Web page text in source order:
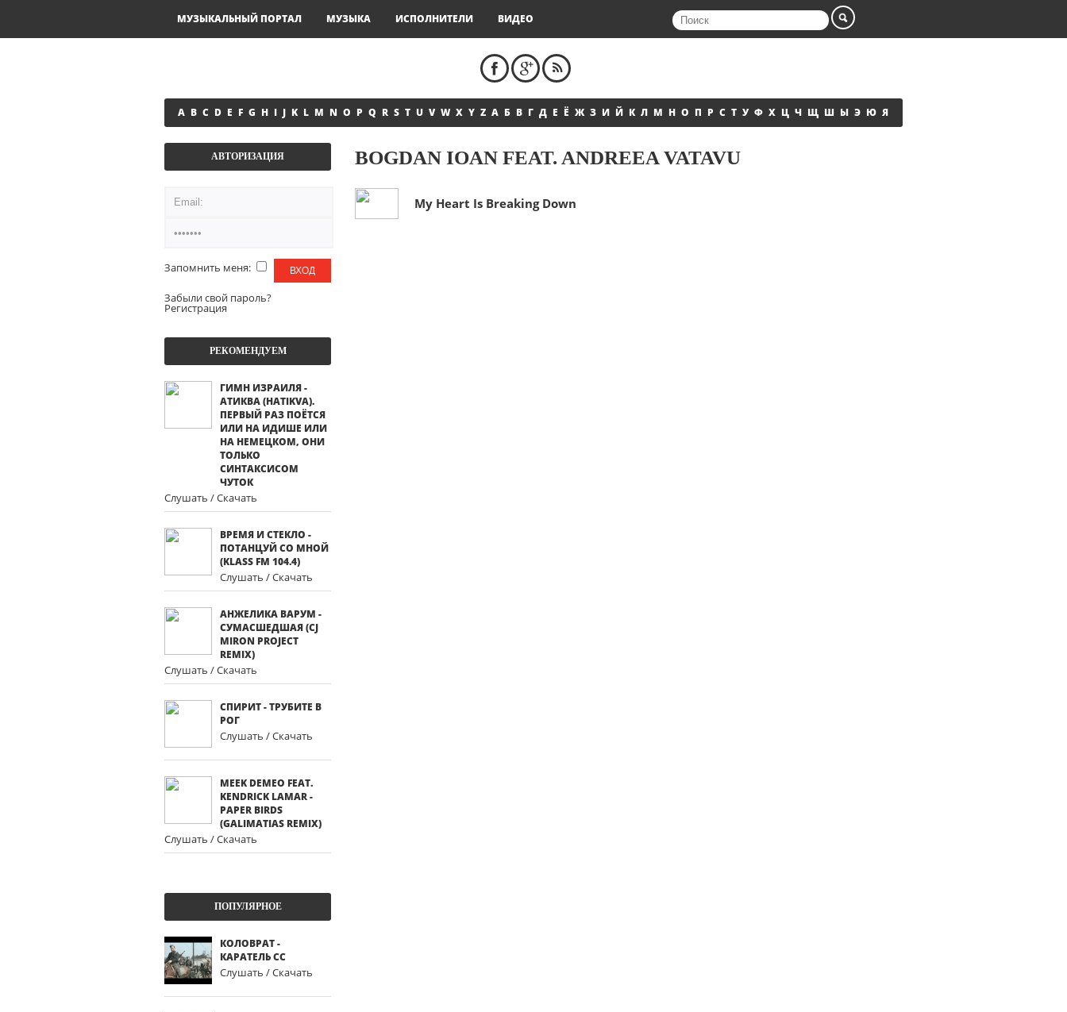
МУЗЫКАЛЬНЫЙ ПОРТАЛ МУЗЫКА ИСПОЛНИТЕЛИ ВИДЕО
A B C D E F G H I J K L M N O P Q R S T U V W X Y Z А Б В Г Д Е Ё Ж З И Й К Л М Н О П Р С Т У Ф Х Ц Ч Щ Ш Ы Э Ю Я
АВТОРИЗАЦИЯ
Запомнить меня:
Забыли свой пароль?
Регистрация
РЕКОМЕНДУЕМ
ГИМН ИЗРАИЛЯ -
АТИКВА (HATIKVA).
ПЕРВЫЙ РАЗ ПОЁТСЯ
ИЛИ НА ИДИШЕ ИЛИ
НА НЕМЕЦКОМ, ОНИ
ТОЛЬКО
СИНТАКСИСОМ
ЧУТОК
Слушать / Скачать
ВРЕМЯ И СТЕКЛО -
ПОТАНЦУЙ СО МНОЙ
(KLASS FM 104.4)
Слушать / Скачать
АНЖЕЛИКА ВАРУМ -
СУМАСШЕДШАЯ (CJ
MIRON PROJECT
REMIX)
Слушать / Скачать
СПИРИТ - ТРУБИТЕ В
РОГ
Слушать / Скачать
MEEK DEMEO FEAT.
KENDRICK LAMAR -
PAPER BIRDS
(GALIMATIAS REMIX)
Слушать / Скачать
ПОПУЛЯРНОЕ
КОЛОВРАТ -
КАРАТЕЛЬ СС
Слушать / Скачать
BOGDAN IOAN FEAT. ANDREEA VATAVU
My Heart Is Breaking Down